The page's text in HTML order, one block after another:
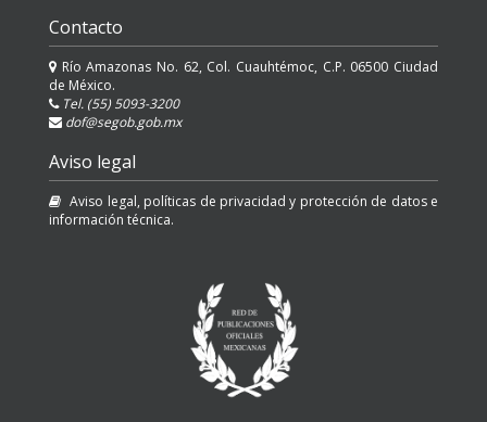
Contacto
Río Amazonas No. 62, Col. Cuauhtémoc, C.P. 06500 Ciudad
de México.
Tel. (55) 5093-3200
dof@segob.gob.mx
Aviso legal
Aviso legal, políticas de privacidad y protección de datos e
información técnica.